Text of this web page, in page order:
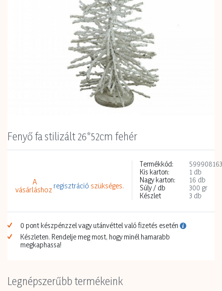
Fenyő fa stilizált 26*52cm fehér
A
vásárláshozregisztráció szükséges.
Termékkód:
Kis karton:
1 db
Nagy karton:
16 db
Súly / db
300 gr
Készlet
3 db
0 pont készpénzzel vagy utánvéttel való fizetés esetén
Készleten. Rendelje meg most, hogy minél hamarabb
megkaphassa!
Legnépszerűbb termékeink